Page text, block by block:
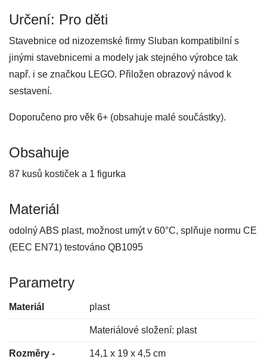
Určení: Pro děti
Stavebnice od nizozemské firmy Sluban kompatibilní s
jinými stavebnicemi a modely jak stejného výrobce tak
např. i se značkou LEGO. Přiložen obrazový návod k
sestavení.
Doporučeno pro věk 6+ (obsahuje malé součástky).
Obsahuje
87 kusů kostiček a 1 figurka
Materiál
odolný ABS plast, možnost umýt v 60°C, splňuje normu CE
(EEC EN71) testováno QB1095
Parametry
Materiál plast
Materiálové složení: plast
Rozměry -
14,1 x 19 x 4,5 cm